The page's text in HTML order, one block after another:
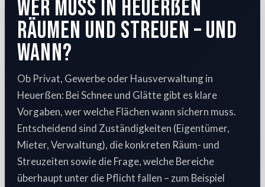
Wer muss in Heuerßen
räumen und streuen – und
wann?
Ob Privat, Gewerbe oder Hausverwaltung in
Heuerßen: Bei Schnee und Glätte gibt es klare
Vorgaben, wer welche Flächen wann sichern muss.
Entscheidend sind Zuständigkeiten (Eigentümer,
Mieter, Verwaltung), die konkreten Räum- und
Streuzeiten sowie die Frage, welche Bereiche
überhaupt unter die Pflicht fallen – zum Beispiel